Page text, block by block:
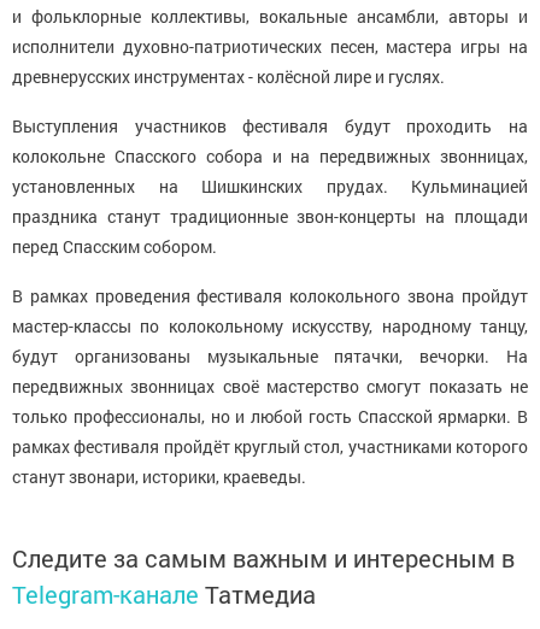
и фольклорные коллективы, вокальные ансамбли, авторы и
исполнители духовно-патриотических песен, мастера игры на
древнерусских инструментах - колёсной лире и гуслях.
Выступления участников фестиваля будут проходить на
колокольне Спасского собора и на передвижных звонницах,
установленных на Шишкинских прудах. Кульминацией
праздника станут традиционные звон-концерты на площади
перед Спасским собором.
В рамках проведения фестиваля колокольного звона пройдут
мастер-классы по колокольному искусству, народному танцу,
будут организованы музыкальные пятачки, вечорки. На
передвижных звонницах своё мастерство смогут показать не
только профессионалы, но и любой гость Спасской ярмарки. В
рамках фестиваля пройдёт круглый стол, участниками которого
станут звонари, историки, краеведы.
Следите за самым важным и интересным в
Telegram-канале Татмедиа